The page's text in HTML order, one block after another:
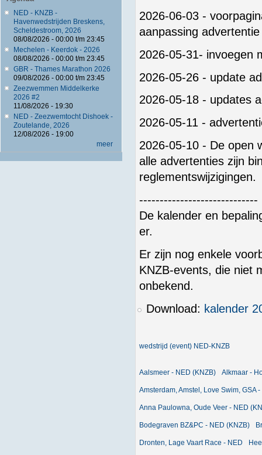
NED - KNZB -
Havenwedstrijden Breskens,
Scheldestroom, 2026
08/08/2026 - 00:00t/m 23:45
Mechelen - Keerdok - 2026
08/08/2026 - 00:00t/m 23:45
GBR - Thames Marathon 2026
09/08/2026 - 00:00t/m 23:45
Zeezwemmen Middelkerke
2026 #2
11/08/2026 - 19:30
NED - Zeezwemtocht Dishoek -
Zoutelande, 2026
12/08/2026 - 19:00
meer
2026-06-03 -
aanpassing
2026-05-31- invoegen
2026-05-26 - update
2026-05-18 - updates
2026-05-11 -
2026-05-10 - De open
alle advertenties zijn
reglementswijzigingen.
-----------------------------
De kalender en
er.
Er zijn nog enkele
KNZB-events, die niet
onbekend.
Download: kalender
wedstrijd (event) NED-KNZB
Aalsmeer - NED (KNZB) Alkmaar -
Amsterdam, Amstel, Love Swim, GSA
Anna Paulowna, Oude Veer - NED
Bodegraven BZ&PC - NED (KNZB)
Dronten, Lage Vaart Race - NED